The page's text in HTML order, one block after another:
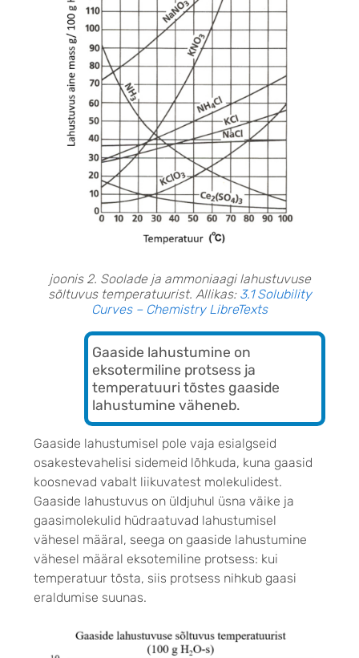
joonis 2. Soolade ja ammoniaagi lahustuvuse
sõltuvus temperatuurist. Allikas: 3.1 Solubility
Curves – Chemistry LibreTexts
Gaaside lahustumine on
eksotermiline protsess ja
temperatuuri tõstes gaaside
lahustumine väheneb.
Gaaside lahustumisel pole vaja esialgseid
osakestevahelisi sidemeid lõhkuda, kuna gaasid
koosnevad vabalt liikuvatest molekulidest.
Gaaside lahustuvus on üldjuhul üsna väike ja
gaasimolekulid hüdraatuvad lahustumisel
vähesel määral, seega on gaaside lahustumine
vähesel määral eksotemiline protsess: kui
temperatuur tõsta, siis protsess nihkub gaasi
eraldumise suunas.